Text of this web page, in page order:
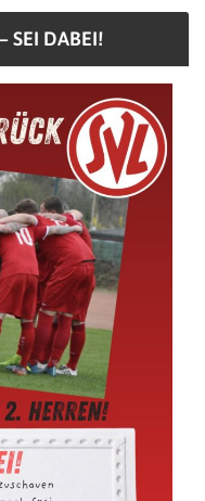
SEI DABEI!